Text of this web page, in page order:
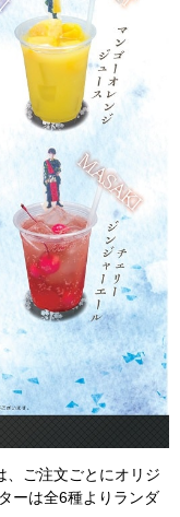
、ご注文ごとにオリジ
ーは全6種よりランダ